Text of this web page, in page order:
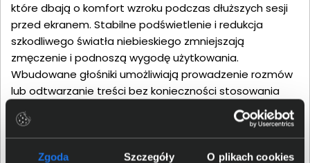
Zgoda Szczegóły O plikach cookies
które dbają o komfort wzroku podczas dłuższych sesji
przed ekranem. Stabilne podświetlenie i redukcja
szkodliwego światła niebieskiego zmniejszają
zmęczenie i podnoszą wygodę użytkowania.
Wbudowane głośniki umożliwiają prowadzenie rozmów
lub odtwarzanie treści bez konieczności stosowania
dodatkowych akcesoriów.